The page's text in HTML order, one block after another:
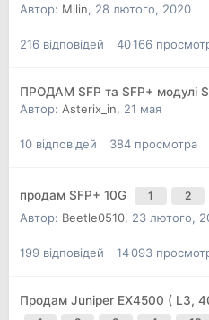
Автор: Milin, 28 лютого, 2020
216 відповідей 40 166
ПРОДАМ SFP та SFP+ модулі
Автор: Asterix_in, 21 мая
10 відповідей 384 просмотра
продам SFP+ 10G 1 2
Автор: Beetle0510, 23 лютого,
199 відповідей 14 093
Продам Juniper EX4500 ( L3,